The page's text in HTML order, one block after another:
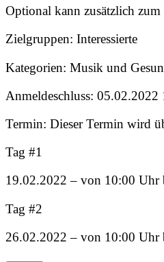
Optional kann zusätzlich
Zielgruppen: Interessierte
Kategorien: Musik und
Anmeldeschluss:
Termin: Dieser Termin wird
Tag #1
19.02.2022 – von 10:00 Uhr
Tag #2
26.02.2022 – von 10:00 Uhr